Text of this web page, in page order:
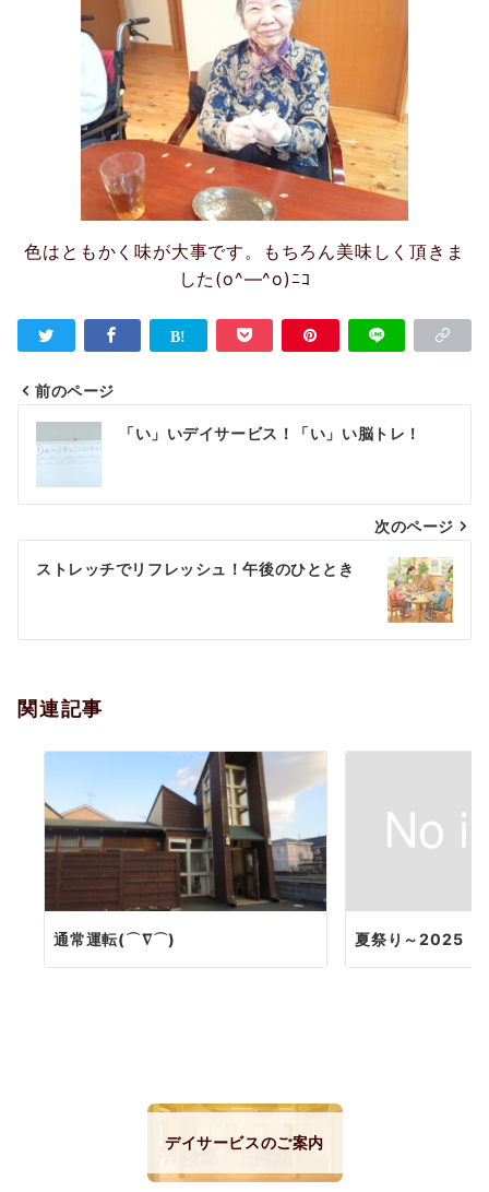
色はともかく味が大事です。もちろん美味しく頂きま
した(o^―^o)ﾆｺ
投
稿
ナ
ビ
ゲ
シ
ン
前のページ
「い」いデイサービス！「い」い脳トレ！
次のページ
ストレッチでリフレッシュ！午後のひととき
関連記事
通常運転(⌒∇⌒) 夏祭り～2025（
デイサービスのご案内